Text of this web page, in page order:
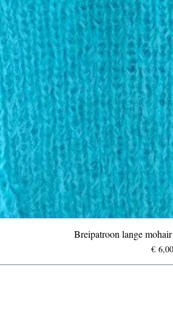
Breipatroon lange
Prijs
€ 6,00